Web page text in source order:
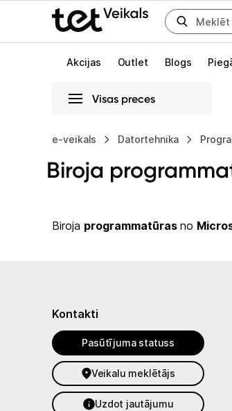
Uz kategorijam Uz galveno
Akcijas Outlet Blogs
Visas preces
e-veikals Datortehnika
Animācijas
Biroja
Biroja programmatūrasno
Kontakti
Pasūtījuma statuss
Veikalu meklētājs
Uzdot jautājumu